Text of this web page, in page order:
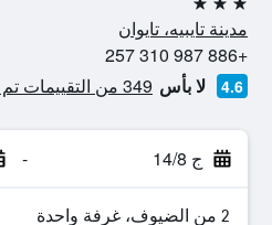
3 نجوم
مدينة تايبيه، تايوان
+886 987 310 257
4.6 لا بأس 349 من التقييمات تم التحقق منها
ج 14/8 -
2 من الضيوف، غرفة واحدة